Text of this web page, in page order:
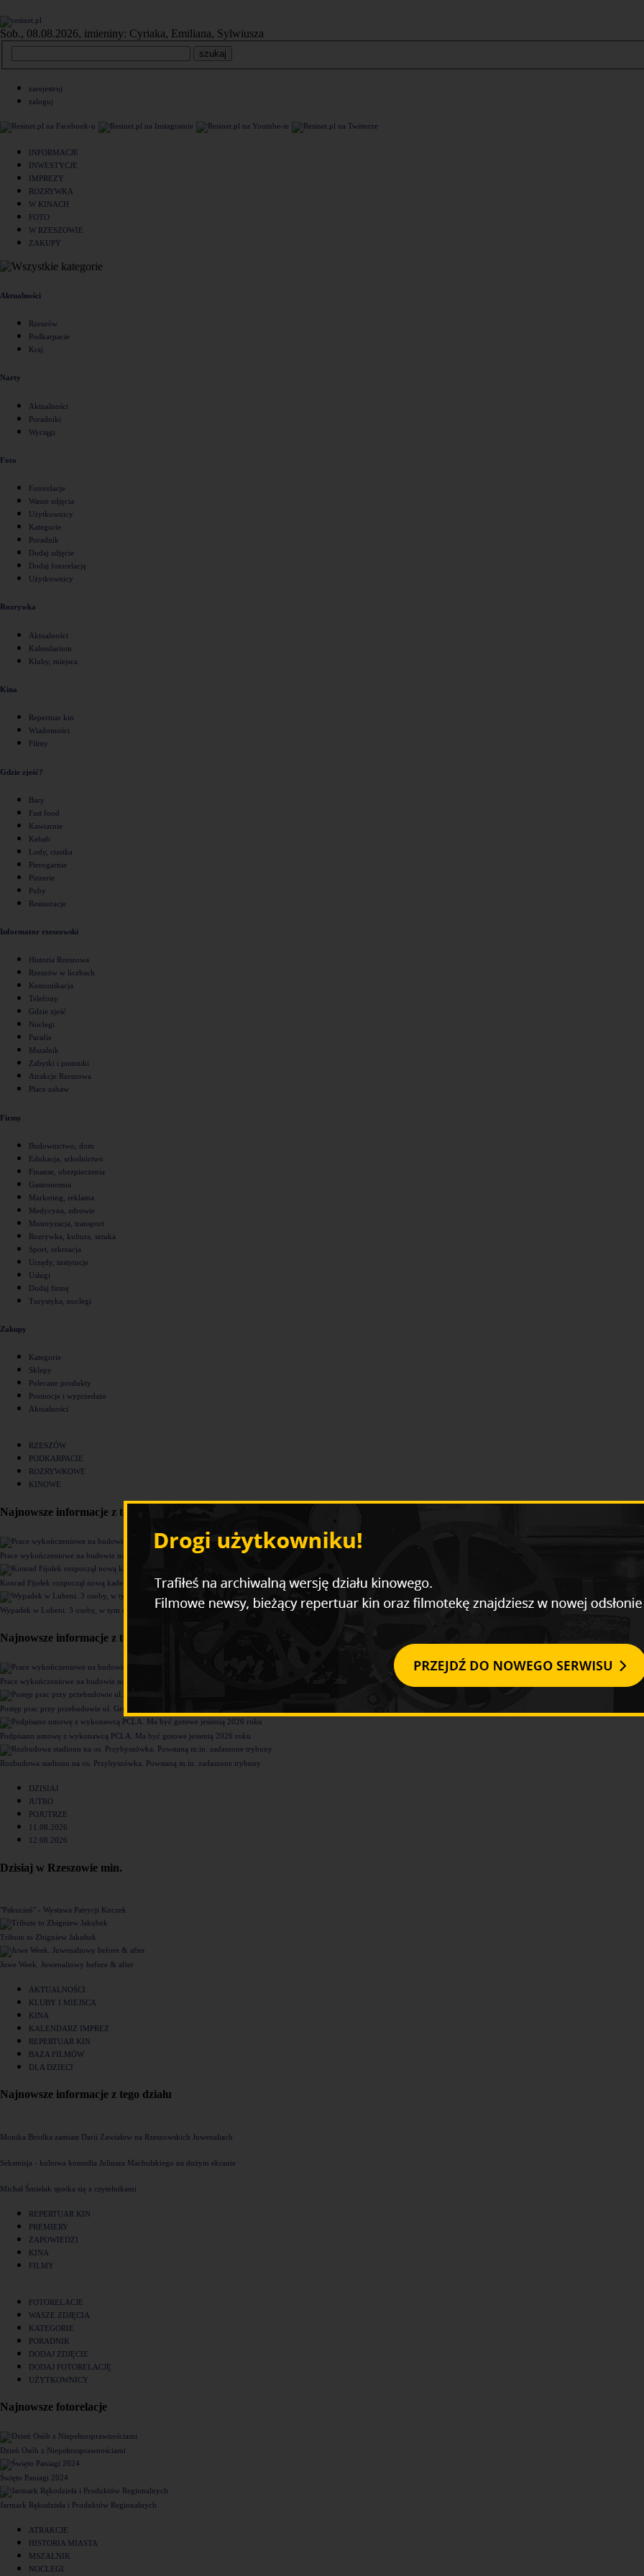
Sob., 08.08.2026, imieniny: Cyriaka, Emiliana, Sylwiusza
zarejestruj
zaloguj
INFORMACJE
INWESTYCJE
IMPREZY
ROZRYWKA
W KINACH
FOTO
W RZESZOWIE
ZAKUPY
Aktualności
Rzeszów
Podkarpacie
Kraj
Narty
Aktualności
Poradniki
Wyciągi
Foto
Fotorelacje
Wasze zdjęcia
Użytkownicy
Kategorie
Poradnik
Dodaj zdjęcie
Dodaj fotorelację
Użytkownicy
Rozrywka
Aktualności
Kalendarium
Kluby, miejsca
Kina
Repertuar kin
Wiadomości
Filmy
Gdzie zjeść?
Bary
Fast food
Kawiarnie
Kebab
Lody, ciastka
Pierogarnie
Pizzerie
Puby
Restauracje
Informator rzeszowski
Historia Rzeszowa
Rzeszów w liczbach
Komunikacja
Telefony
Gdzie zjeść
Noclegi
Parafie
Mszalnik
Zabytki i pomniki
Atrakcje Rzeszowa
Place zabaw
Firmy
Budownictwo, dom
Edukacja, szkolnictwo
Finanse, ubezpieczenia
Gastronomia
Marketing, reklama
Medycyna, zdrowie
Motoryzacja, transport
Rozrywka, kultura, sztuka
Sport, rekreacja
Urzędy, instytucje
Usługi
Dodaj firmę
Turystyka, noclegi
Zakupy
Kategorie
Sklepy
Polecane produkty
Promocje i wyprzedaże
Aktualności
RZESZÓW
PODKARPACIE
ROZRYWKOWE
KINOWE
Najnowsze informacje z tego działu
Prace wykończeniowe na budowie nowego komisariatu Policji w Rzeszowie [ZDJĘCIA]
Konrad Fijołek rozpoczął nową kadencję. "Chcę rozwijać 4 filary funkcjonowania miasta"
Wypadek w Lubeni. 3 osoby, w tym dziecko trafiły do szpitala
Najnowsze informacje z tego działu
Prace wykończeniowe na budowie nowego komisariatu Policji w Rzeszowie [ZDJĘCIA]
Postęp prac przy przebudowie ul. Grunwaldzkiej [ZDJĘCIA]
Podpisano umowę z wykonawcą PCLA. Ma być gotowe jesienią 2026 roku
Rozbudowa stadionu na os. Przybyszówka. Powstaną m.in. zadaszone trybuny
DZISIAJ
JUTRO
POJUTRZE
11.08.2026
12.08.2026
Dzisiaj w Rzeszowie min.
"Pakucień" - Wystawa Patrycji Kuczek
Tribute to Zbigniew Jakubek
Juwe Week. Juwenaliowy before & after
AKTUALNOŚCI
KLUBY I MIEJSCA
KINA
KALENDARZ IMPREZ
REPERTUAR KIN
BAZA FILMÓW
DLA DZIECI
Najnowsze informacje z tego działu
Monika Brodka zamiast Darii Zawiałow na Rzeszowskich Juwenaliach
Seksmisja - kultowa komedia Juliusza Machulskiego na dużym ekranie
Michał Śmielak spotka się z czytelnikami
REPERTUAR KIN
PREMIERY
ZAPOWIEDZI
KINA
FILMY
FOTORELACJE
WASZE ZDJĘCIA
KATEGORIE
PORADNIK
DODAJ ZDJĘCIE
DODAJ FOTORELACJĘ
UŻYTKOWNICY
Najnowsze fotorelacje
Dzień Osób z Niepełnosprawnościami
Święto Paniagi 2024
Jarmark Rękodzieła i Produktów Regionalnych
ATRAKCJE
HISTORIA MIASTA
MSZALNIK
NOCLEGI